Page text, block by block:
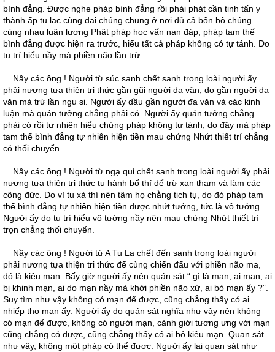
bình đẳng. Ðược nghe pháp bình đẳng rồi phải phát cần tinh tấn y
thành ấp tụ lạc cùng đại chúng chung ở nơi đủ cả bốn bộ chúng
cùng nhau luận lượng Phật pháp học vấn nạn đáp, pháp tam thế
bình đẳng được hiện ra trước, hiểu tất cả pháp không có tự tánh. Do
tu trí hiểu nầy mà phiền não lần trừ.
Nầy các ông ! Người từ súc sanh chết sanh trong loài người ấy
phải nương tựa thiện tri thức gần gũi người đa văn, do gần người đa
văn mà trừ lần ngu si. Người ấy dầu gần người đa văn và các kinh
luận mà quán tưởng chẳng phải có. Người ấy quán tưởng chẳng
phải có rồi tự nhiên hiểu chứng pháp không tự tánh, do đây mà pháp
tam thế bình đẳng tự nhiên hiện tiền mau chứng Nhứt thiết trí chẳng
có thối chuyển.
Nầy các ông ! Người từ ngạ quỉ chết sanh trong loài người ấy phải
nương tựa thiện tri thức tu hành bố thí để trừ xan tham và làm các
công đức. Do vì tu xả thí nên tâm họ chằng tich tụ, do đó pháp tam
thế bình đẳng tự nhiên hiện tiền được nhứt tướng, tức là vô tướng.
Người ấy do tu trí hiểu vô tướng nầy nên mau chứng Nhứt thiết trí
trọn chẳng thối chuyển.
Nầy các ông ! Người từ A Tu La chết đến sanh trong loài người
phải nương tựa thiện tri thức để cùng chiến đấu với phiền não ma,
đó là kiêu mạn. Bấy giờ người ấy nên quán sát “ gì là mạn, ai mạn, ai
bị khinh mạn, ai do mạn nầy mà khởi phiền não xứ, ai bỏ mạn ấy ?”.
Suy tìm như vậy không có mạn để được, cũng chẳng thấy có ai
nhiếp thọ mạn ấy. Người ấy do quán sát nghĩa như vậy nên không
có mạn để được, không có người mạn, cảnh giới tương ưng với mạn
cũng chẳng có được, cũng chẳng thấy có ai bỏ kiêu mạn. Quan sát
như vậy, không một pháp có thể được. Người ấy lại quan sát như